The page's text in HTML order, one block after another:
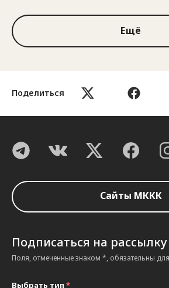
Поделиться
Ещё
Сайты МККК
Подписаться на рассылку
Поля, отмеченные знаком *, обязательны
Выбрать тип *